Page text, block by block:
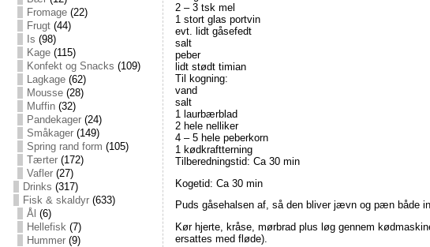
Fromage(22)
Frugt(44)
Is (98)
Kage(115)
Konfekt og Snacks (109)
Lagkage(62)
Mousse(28)
Muffin(32)
Pandekager(24)
Småkager(149)
Spring rand form (105)
Tærter(172)
Vafler(27)
Drinks (317)
Fisk & skaldyr(633)
Ål (6)
Hellefisk(7)
Hummer(9)
2 – 3 tsk mel
1 stort glas portvin
evt. lidt gåsefedt
salt
peber
lidt stødt timian
Til kogning:
vand
salt
1 laurbærblad
2 hele nelliker
4 – 5 hele peberkorn
1 kødkraftterning
Tilberedningstid: Ca 30 min
Kogetid: Ca 30 min
Puds gåsehalsen af, så den bliver jævn og pæn både
Kør hjerte, kråse, mørbrad plus løg gennem
ersattes med fløde).